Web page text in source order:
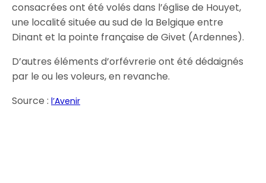
consacrées ont été volés dans l’église de Houyet,
une localité située au sud de la Belgique entre
Dinant et la pointe française de Givet (Ardennes).
D’autres éléments d’orfévrerie ont été dédaignés
par le ou les voleurs, en revanche.
Source :l’Avenir